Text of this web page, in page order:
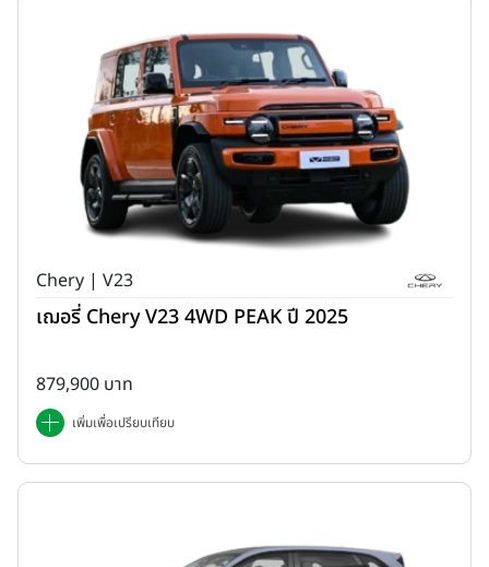
Chery | V23
เฌอรี่ Chery V23 4WD PEAK ปี 2025
879,900 บาท
เพิ่มเพื่อเปรียบเทียบ